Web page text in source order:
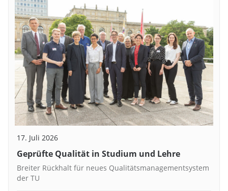
17. Juli 2026
Geprüfte Qualität in Studium und Lehre
Breiter Rückhalt für neues Qualitätsmanagementsystem
der TU